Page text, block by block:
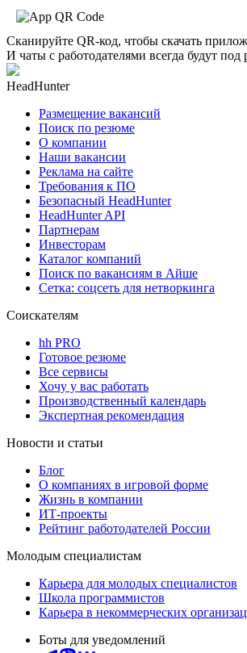
Сканируйте QR-код, чтобы скачать
И чаты с работодателями всегда будут под
HeadHunter
Размещение вакансий
Поиск по резюме
О компании
Наши вакансии
Реклама на сайте
Требования к ПО
Безопасный HeadHunter
HeadHunter API
Партнерам
Инвесторам
Каталог компаний
Поиск по вакансиям в Айше
Сетка: соцсеть для нетворкинга
Соискателям
hh PRO
Готовое резюме
Все сервисы
Хочу у вас работать
Производственный календарь
Экспертная рекомендация
Новости и статьи
Блог
О компаниях в игровой форме
Жизнь в компании
ИТ-проекты
Рейтинг работодателей России
Молодым специалистам
Карьера для молодых специалистов
Школа программистов
Карьера в некоммерческих
Боты для уведомлений